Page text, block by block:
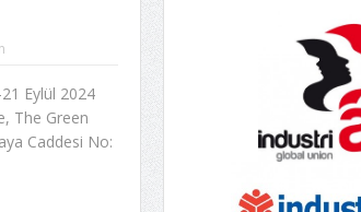
Eylül 2024
The Green
Caddesi No: